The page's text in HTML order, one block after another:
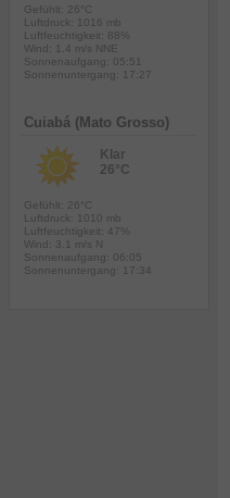
Gefühlt: 26°C
Luftdruck: 1016 mb
Luftfeuchtigkeit: 88%
Wind: 1.4 m/s NNE
Sonnenaufgang: 05:51
Sonnenuntergang: 17:27
Cuiabá (Mato Grosso)
Klar
26°C
Gefühlt: 26°C
Luftdruck: 1010 mb
Luftfeuchtigkeit: 47%
Wind: 3.1 m/s N
Sonnenaufgang: 06:05
Sonnenuntergang: 17:34